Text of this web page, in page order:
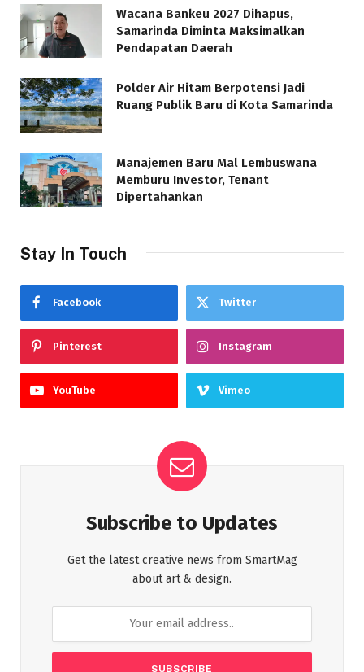
Wacana Bankeu 2027 Dihapus,
Samarinda Diminta Maksimalkan
Pendapatan Daerah
Polder Air Hitam Berpotensi Jadi
Ruang Publik Baru di Kota Samarinda
Manajemen Baru Mal Lembuswana
Memburu Investor, Tenant
Dipertahankan
Stay In Touch
Facebook Twitter
Pinterest Instagram
YouTube Vimeo
Subscribe to Updates
Get the latest creative news from SmartMag
about art & design.